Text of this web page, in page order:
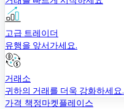
고급 트레이더
유행을 앞서가세요.
거래소
귀하의 거래를 더욱 강화하세요.
가격 책정 마켓플레이스